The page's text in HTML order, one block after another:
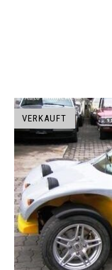
VERKAUFT